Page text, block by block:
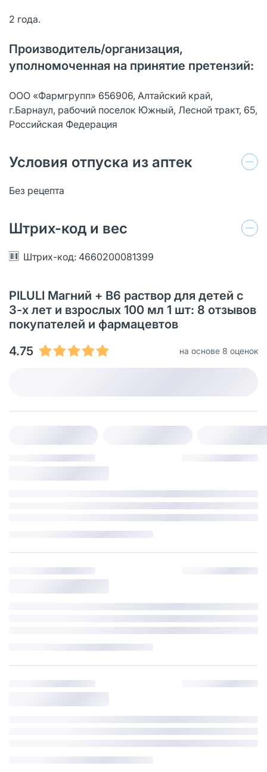
2 года.
Производитель/организация,
уполномоченная на принятие претензий:
ООО «Фармгрупп» 656906, Алтайский край,
г.Барнаул, рабочий поселок Южный, Лесной тракт, 65,
Российская Федерация
Условия отпуска из аптек
Без рецепта
Штрих-код и вес
Штрих-код: 4660200081399
PILULI Магний + В6 раствор для детей с
3-х лет и взрослых 100 мл 1 шт: 8 отзывов
покупателей и фармацевтов
4.75
на основе 8 оценок